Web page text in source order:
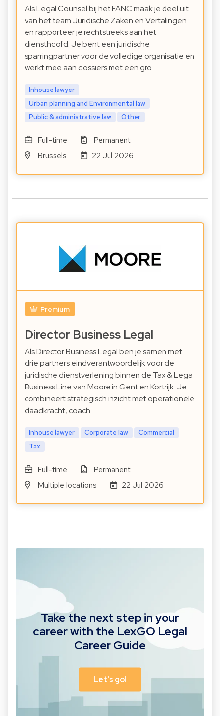
Als Legal Counsel bij het FANC maak je deel uit
van het team Juridische Zaken en Vertalingen
en rapporteer je rechtstreeks aan het
diensthoofd. Je bent een juridische
sparringpartner voor de volledige organisatie en
werkt mee aan dossiers met een gro…
Inhouse lawyer
Urban planning and Environmental law
Public & administrative law
Other
Full-time
Permanent
Brussels
22 Jul 2026
Premium
Director Business Legal
Als Director Business Legal ben je samen met
drie partners eindverantwoordelijk voor de
juridische dienstverlening binnen de Tax & Legal
Business Line van Moore in Gent en Kortrijk. Je
combineert strategisch inzicht met operationele
daadkracht, coach…
Inhouse lawyer Corporate law
Commercial
Tax
Full-time
Permanent
Multiple locations
22 Jul 2026
Take the next step in your
career with the LexGO Legal
Career Guide
Let's go!